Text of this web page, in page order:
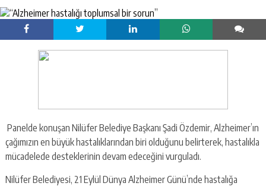
Panelde konuşan Nilüfer Belediye Başkanı Şadi Özdemir, Alzheimer’ın
çağımızın en büyük hastalıklarından biri olduğunu belirterek, hastalıkla
mücadelede desteklerinin devam edeceğini vurguladı.
Nilüfer Belediyesi, 21 Eylül Dünya Alzheimer Günü’nde hastalığa